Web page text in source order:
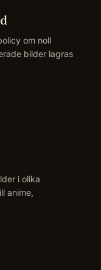
om noll
bilder lagras
i olika
anime,